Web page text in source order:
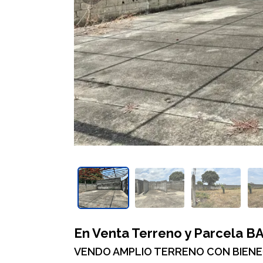
En Venta Terreno y Parcela
VENDO AMPLIO TERRENO CON